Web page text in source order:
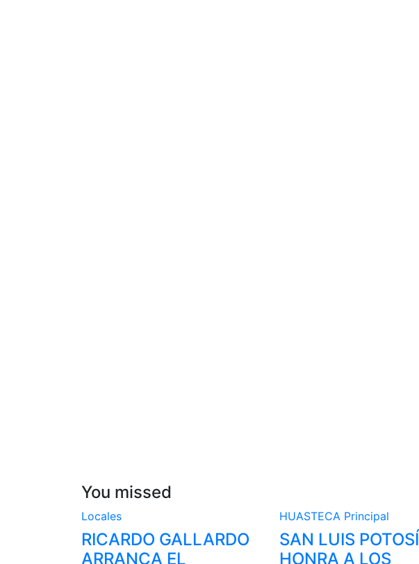
You missed
Locales
RICARDO GALLARDO
ARRANCA EL
HUASTECA Principal
SAN LUIS POTOSÍ
HONRA A LOS